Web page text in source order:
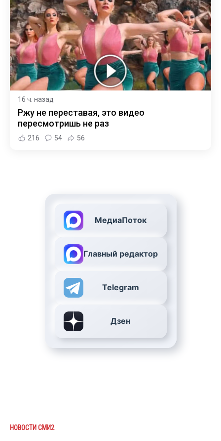
16 ч. назад
Ржу не переставая, это видео
пересмотришь не раз
216 54 56
МедиаПоток
Главный редактор
Telegram
Дзен
НОВОСТИ СМИ2